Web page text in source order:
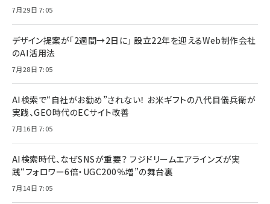
7月29日 7:05
デザイン提案が「2週間→2日に」 設立22年を迎えるWeb制作会社
のAI活用法
7月28日 7:05
AI検索で“自社がお勧め”されない！ お米ギフトの八代目儀兵衛が
実践、GEO時代のECサイト改善
7月16日 7:05
AI検索時代、なぜSNSが重要？ フジドリームエアラインズが実
践“フォロワー6倍・UGC200％増”の舞台裏
7月14日 7:05